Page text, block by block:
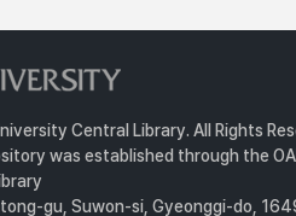
Central Library. All Rights
was established through the
gu, Suwon-si, Gyeonggi-do,